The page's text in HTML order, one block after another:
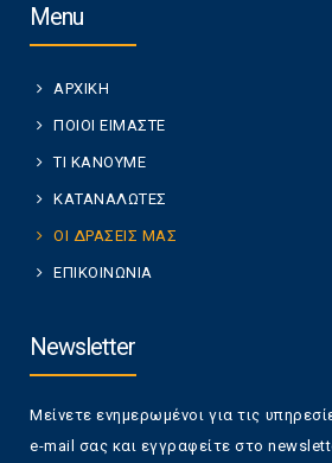
Menu
ΑΡΧΙΚΗ
ΠΟΙΟΙ ΕΙΜΑΣΤΕ
ΤΙ ΚΑΝΟΥΜΕ
ΚΑΤΑΝΑΛΩΤΕΣ
ΟΙ ΔΡΑΣΕΙΣ ΜΑΣ
ΕΠΙΚΟΙΝΩΝΙΑ
Newsletter
Μείνετε ενημερωμένοι για τις
e-mail σας και εγγραφείτε στο